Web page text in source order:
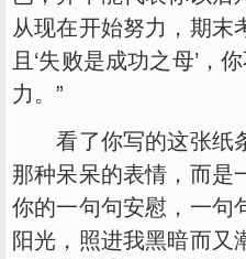
从现在开始努力，期末
且‘失败是成功之母’，
力。”
看了你写的这张纸
那种呆呆的表情，而是
你的一句句安慰，一句
阳光，照进我黑暗而又